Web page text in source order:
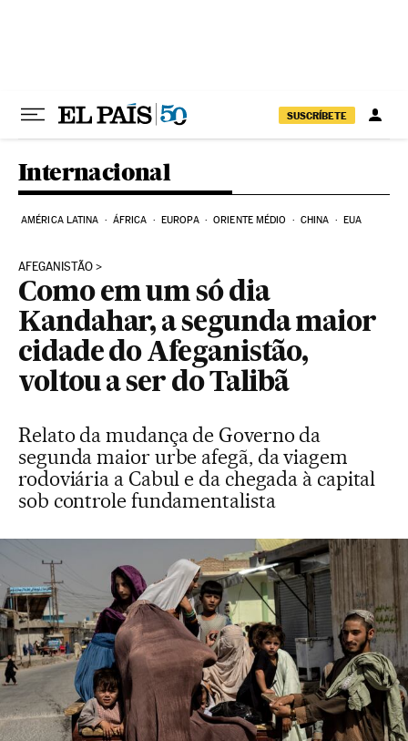
SUSCRÍBETE
Internacional
AMÉRICA LATINA ÁFRICA EUROPA ORIENTE MÉDIO CHINA EUA
AFEGANISTÃO
Como em um só dia
Kandahar, a segunda maior
cidade do Afeganistão,
voltou a ser do Talibã
Relato da mudança de Governo da
segunda maior urbe afegã, da viagem
rodoviária a Cabul e da chegada à capital
sob controle fundamentalista